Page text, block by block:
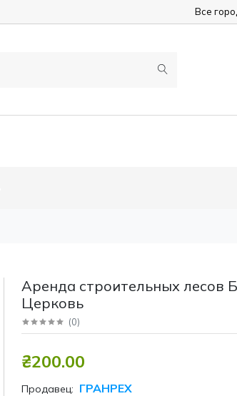
Все
Аренда строительных лесов
Церковь
(0)
₴200.00
Продавец: ГРАНРЕХ